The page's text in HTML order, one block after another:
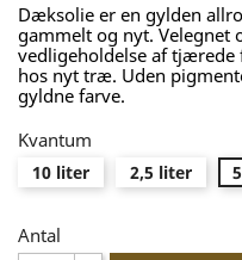
Dæksolie er en gylden
gammelt og nyt. Velegnet
vedligeholdelse af
hos nyt træ. Uden
gyldne farve.
Kvantum
10 liter 2,5 liter
Antal